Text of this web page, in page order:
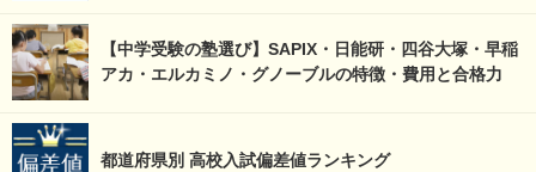
【中学受験の塾選び】SAPIX・日能研・四谷大塚・早稲
アカ・エルカミノ・グノーブルの特徴・費用と合格力
都道府県別 高校入試偏差値ランキング